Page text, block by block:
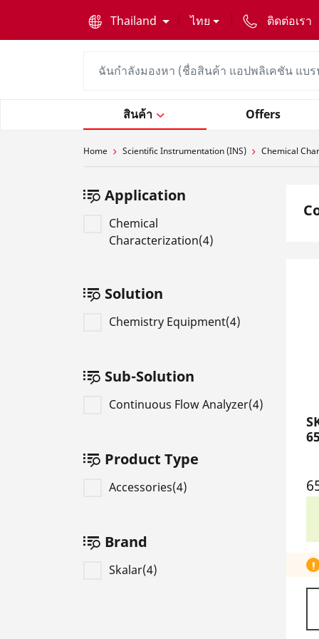
Thailand
ไทย ติดต่อเรา
สินค้า Offers
Home Scientific Instrumentation (INS) Chemical
Application
Chemical
Characterization(4)
Solution
Chemistry Equipment(4)
Sub-Solution
Continuous Flow Analyzer(4)
Product Type
Accessories(4)
Brand
Skalar(4)